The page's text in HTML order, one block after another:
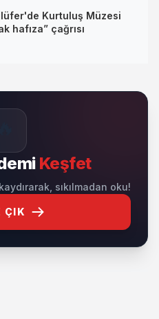
Kurtuluş Müzesi
hafıza” çağrısı
Keşfet
sıkılmadan oku!
ÇIK